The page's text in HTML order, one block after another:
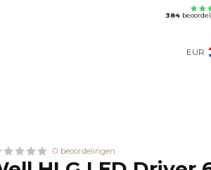
384
EUR
0 beoordelingen